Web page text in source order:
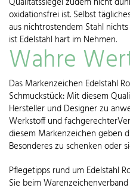
oxidationsfrei ist. Selbst
aus nichtrostendem Stahl
ist Edelstahl hart im Nehmen.
Wahre
Das Markenzeichen Edelstahl
Schmuckstück: Mit diesem
Hersteller und Designer zu
Werkstoff und
diesem Markenzeichen geben
Besonderes zu schenken oder
Pflegetipps rund um Edelstahl
Sie beim